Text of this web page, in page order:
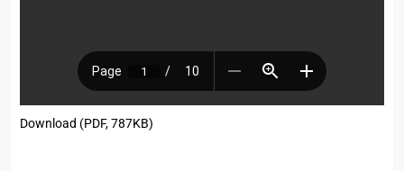
Download (PDF, 787KB)